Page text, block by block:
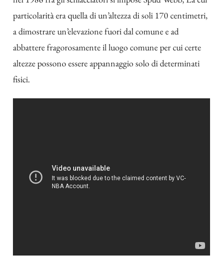
particolarità era quella di un’altezza di soli 170 centimetri,
a dimostrare un’elevazione fuori dal comune e ad
abbattere fragorosamente il luogo comune per cui certe
altezze possono essere appannaggio solo di determinati
fisici.